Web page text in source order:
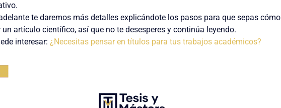
te daremos más detalles explicándote los pasos para que sepas cómo
un artículo científico, así que no te desesperes y continúa leyendo.
interesar: ¿Necesitas pensar en títulos para tus trabajos académicos?